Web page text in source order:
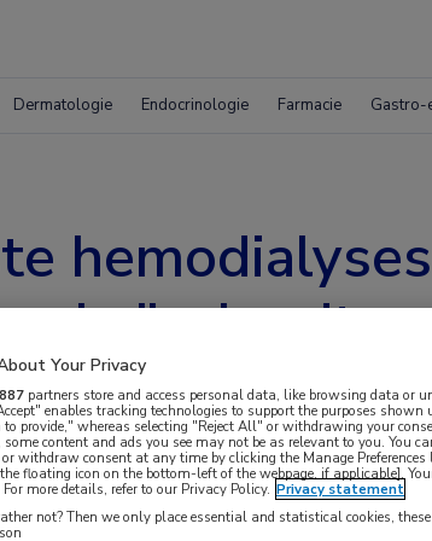
Dermatologie Endocrinologie Farmacie Gastro-
beïnvloedt
voor een operatieve ingreep
Your Privacy
887 partners store and access personal data, like browsing data or
enables tracking technologies to support the purposes shown
to provide," whereas selecting "Reject All" or withdrawing your
some content and ads you see may not be as relevant to you. You
or withdraw consent at any time by clicking the Manage
floating icon on the bottom-left of the webpage, if applicable].
more details, refer to our Privacy Policy. Privacy statement
not? Then we only place essential and statistical cookies,